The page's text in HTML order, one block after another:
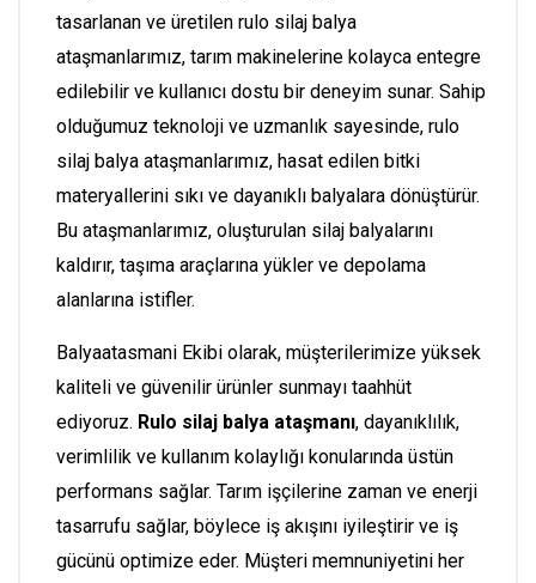
tasarlanan ve üretilen rulo silaj balya
ataşmanlarımız, tarım makinelerine kolayca entegre
edilebilir ve kullanıcı dostu bir deneyim sunar. Sahip
olduğumuz teknoloji ve uzmanlık sayesinde, rulo
silaj balya ataşmanlarımız, hasat edilen bitki
materyallerini sıkı ve dayanıklı balyalara dönüştürür.
Bu ataşmanlarımız, oluşturulan silaj balyalarını
kaldırır, taşıma araçlarına yükler ve depolama
alanlarına istifler.
Balyaatasmani Ekibi olarak, müşterilerimize yüksek
kaliteli ve güvenilir ürünler sunmayı taahhüt
ediyoruz. Rulo silaj balya ataşmanı, dayanıklılık,
verimlilik ve kullanım kolaylığı konularında üstün
performans sağlar. Tarım işçilerine zaman ve enerji
tasarrufu sağlar, böylece iş akışını iyileştirir ve iş
gücünü optimize eder. Müşteri memnuniyetini her